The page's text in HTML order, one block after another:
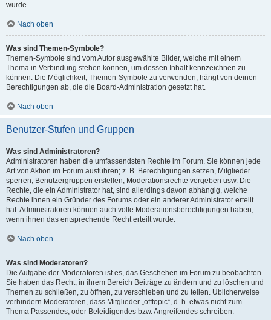
wurde.
Nach oben
Was sind Themen-Symbole?
Themen-Symbole sind vom Autor ausgewählte Bilder, welche mit einem
Thema in Verbindung stehen können, um dessen Inhalt kennzeichnen zu
können. Die Möglichkeit, Themen-Symbole zu verwenden, hängt von deinen
Berechtigungen ab, die die Board-Administration gesetzt hat.
Nach oben
Benutzer-Stufen und Gruppen
Was sind Administratoren?
Administratoren haben die umfassendsten Rechte im Forum. Sie können jede
Art von Aktion im Forum ausführen; z. B. Berechtigungen setzen, Mitglieder
sperren, Benutzergruppen erstellen, Moderationsrechte vergeben usw. Die
Rechte, die ein Administrator hat, sind allerdings davon abhängig, welche
Rechte ihnen ein Gründer des Forums oder ein anderer Administrator erteilt
hat. Administratoren können auch volle Moderationsberechtigungen haben,
wenn ihnen das entsprechende Recht erteilt wurde.
Nach oben
Was sind Moderatoren?
Die Aufgabe der Moderatoren ist es, das Geschehen im Forum zu beobachten.
Sie haben das Recht, in ihrem Bereich Beiträge zu ändern und zu löschen und
Themen zu schließen, zu öffnen, zu verschieben und zu teilen. Üblicherweise
verhindern Moderatoren, dass Mitglieder „offtopic“, d. h. etwas nicht zum
Thema Passendes, oder Beleidigendes bzw. Angreifendes schreiben.